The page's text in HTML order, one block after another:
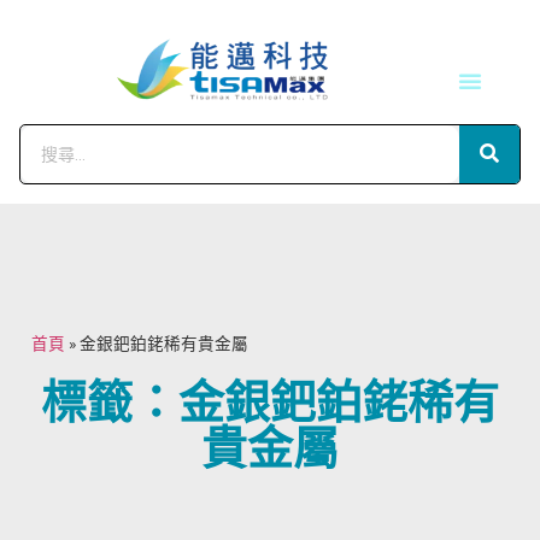
首頁 »金銀鈀鉑銠稀有貴金屬
標籤：金銀鈀鉑銠稀有
貴金屬